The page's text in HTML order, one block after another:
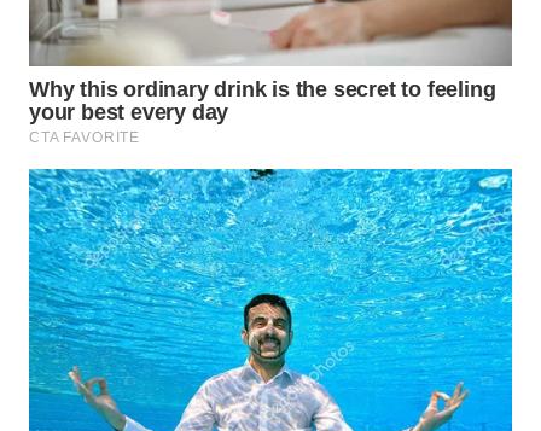
KALSEL
WN
KALTIM
WN
SULSEL
WN
GORONTALO
WN
SULUT